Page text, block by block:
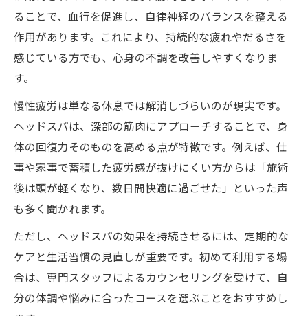
ることで、血行を促進し、自律神経のバランスを整える
作用があります。これにより、持続的な疲れやだるさを
感じている方でも、心身の不調を改善しやすくなりま
す。
慢性疲労は単なる休息では解消しづらいのが現実です。
ヘッドスパは、深部の筋肉にアプローチすることで、身
体の回復力そのものを高める点が特徴です。例えば、仕
事や家事で蓄積した疲労感が抜けにくい方からは「施術
後は頭が軽くなり、数日間快適に過ごせた」といった声
も多く聞かれます。
ただし、ヘッドスパの効果を持続させるには、定期的な
ケアと生活習慣の見直しが重要です。初めて利用する場
合は、専門スタッフによるカウンセリングを受けて、自
分の体調や悩みに合ったコースを選ぶことをおすすめし